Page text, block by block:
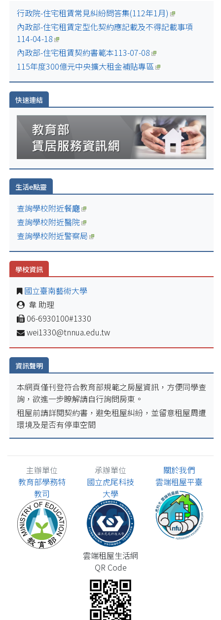
行政院-住宅租賃常見糾紛問答集(112年1月)
內政部-住宅租賃定型化契約應記載及不得記載事項
114-04-18
內政部-住宅租賃契約書範本113-07-08
115年度300億元中央擴大租金補貼專區
快速連結
生活e點靈
查詢學校附近餐廰
查詢學校附近醫院
查詢學校附近警察局
學校資訊
國立臺南藝術大學
韋 助理
06-6930100#1330
wei1330@tnnua.edu.tw
資訊聲明
本網頁僅刊登符合教育部規範之房屋資訊，方便同學查
詢，欲進一步瞭解請自行詢問房東。
租屋前請詳閱契約書，避免租屋糾紛，並留意租屋周遭
環境及是否有停車空間
主辦單位
教育部學務特
教司
承辦單位
國立虎尾科技
大學
關於我們
雲端租屋平臺
雲端租屋生活網
QR Code